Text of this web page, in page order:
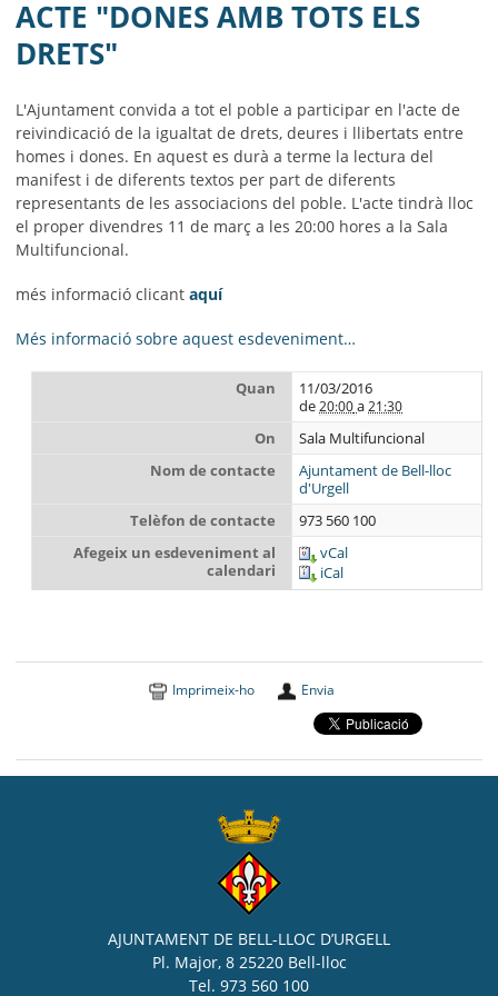
MUNICIPI
SEU ELECTRÒNICA
BELL-LLOC SOLUCIONA
ACTE "DONES AMB TOTS ELS
DRETS"
L'Ajuntament convida a tot el poble a participar en l'acte de
reivindicació de la igualtat de drets, deures i llibertats entre
homes i dones. En aquest es durà a terme la lectura del
manifest i de diferents textos per part de diferents
representants de les associacions del poble. L'acte tindrà lloc
el proper divendres 11 de març a les 20:00 hores a la Sala
Multifuncional.
més informació clicantaquí
Més informació sobre aquest esdeveniment…
Quan
11/03/2016
de20:00 a21:30
On
Sala Multifuncional
Nom de contacte
Ajuntament de Bell-lloc
d'Urgell
Telèfon de contacte
973 560 100
Afegeix un esdeveniment al
calendari
vCal
iCal
Imprimeix-ho Envia
AJUNTAMENT DE BELL-LLOC D’URGELL
Pl. Major, 8 25220 Bell-lloc
Tel. 973 560 100